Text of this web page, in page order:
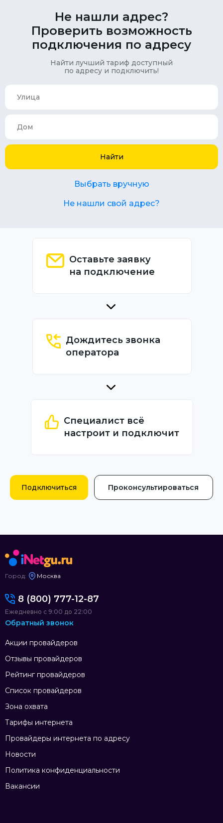
Не нашли адрес?
Проверить возможность
подключения по адресу
Найти лучший тариф доступный
по адресу и подключить!
Найти
Выбрать вручную
Не нашли свой адрес?
Оставьте заявку
на подключение
Дождитесь звонка
оператора
Специалист всё
настроит и подключит
Подключиться Проконсультироваться
Город: Москва
Акции провайдеров
Отзывы провайдеров
Рейтинг провайдеров
Список провайдеров
Зона охвата
Тарифы интернета
Провайдеры интернета по адресу
Новости
Политика конфиденциальности
Вакансии
8 (800) 777-12-87
Ежедневно с 9:00 до 22:00
Обратный звонок